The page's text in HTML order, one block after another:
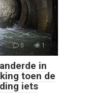
0 1
in
toen de
iets